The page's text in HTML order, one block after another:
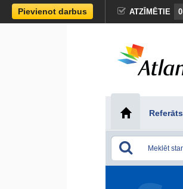
Pievienot darbus ATZĪMĒTIE 0
Referāts